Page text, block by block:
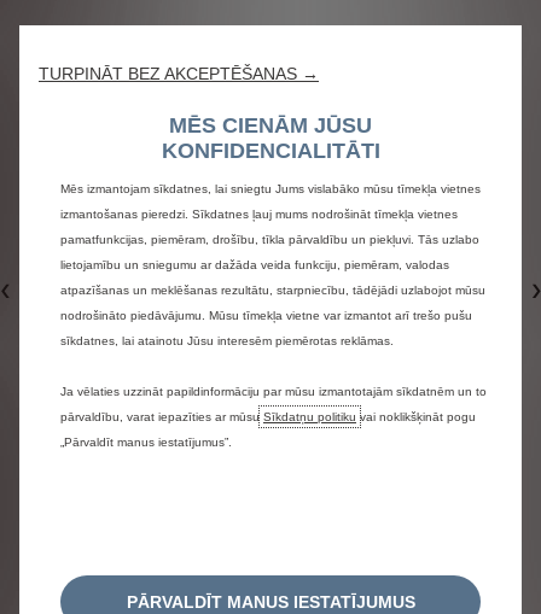
Iepriekšējais
TURPINĀT BEZ AKCEPTĒŠANAS →
MĒS CIENĀM JŪSU
KONFIDENCIALITĀTI
Mēs izmantojam sīkdatnes, lai sniegtu Jums vislabāko mūsu tīmekļa vietnes
izmantošanas pieredzi. Sīkdatnes ļauj mums nodrošināt tīmekļa vietnes
pamatfunkcijas, piemēram, drošību, tīkla pārvaldību un piekļuvi. Tās uzlabo
lietojamību un sniegumu ar dažāda veida funkciju, piemēram, valodas
atpazīšanas un meklēšanas rezultātu, starpniecību, tādējādi uzlabojot mūsu
nodrošināto piedāvājumu. Mūsu tīmekļa vietne var izmantot arī trešo pušu
sīkdatnes, lai atainotu Jūsu interesēm piemērotas reklāmas.
Ja vēlaties uzzināt papildinformāciju par mūsu izmantotajām sīkdatnēm un to
pārvaldību, varat iepazīties ar mūsu Sīkdatņu politiku vai noklikšķināt pogu
„Pārvaldīt manus iestatījumus”.
PĀRVALDĪT MANUS IESTATĪJUMUS